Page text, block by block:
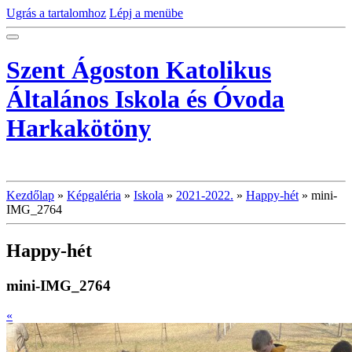
Ugrás a tartalomhoz Lépj a menübe
Szent Ágoston Katolikus
Általános Iskola és Óvoda
Harkakötöny
Kezdőlap » Képgaléria » Iskola » 2021-2022. » Happy-hét » mini-
IMG_2764
Happy-hét
mini-IMG_2764
«